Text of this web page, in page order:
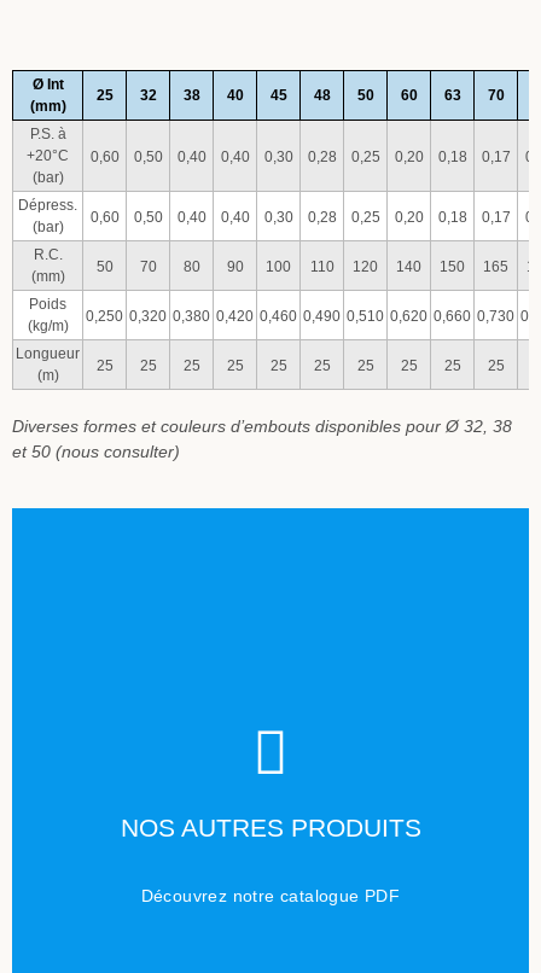
Ø Int
(mm)
25 32 38 40 45 48 50 60 63 70
P.S. à
+20°C
(bar)
0,60 0,50 0,40 0,40 0,30 0,28 0,25 0,20 0,18 0,17
Dépress.
(bar)
0,60 0,50 0,40 0,40 0,30 0,28 0,25 0,20 0,18 0,17
R.C.
(mm)
50 70 80 90 100 110 120 140 150 165
Poids
(kg/m)
0,250 0,320 0,380 0,420 0,460 0,490 0,510 0,620 0,660 0,730
Longueur
(m)
25 25 25 25 25 25 25 25 25 25
Diverses formes et couleurs d’embouts disponibles pour Ø 32, 38
et 50 (nous consulter)
NOS AUTRES PRODUITS
Découvrez notre catalogue PDF
TÉLÉCHARGER